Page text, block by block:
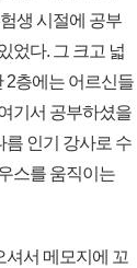
생 시절에 공부
었다. 그 크고 넓
2층에는 어르신들
기서 공부하셨을
름 인기 강사로 수
스를 움직이는
셔서 메모지에 꼬